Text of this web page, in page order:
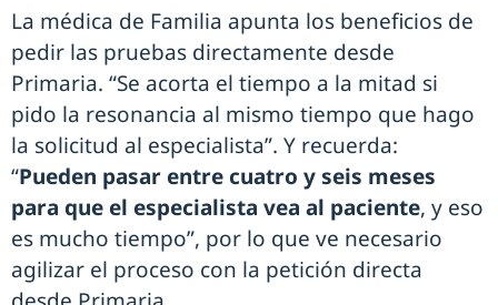
La médica de Familia apunta los beneficios de
pedir las pruebas directamente desde
Primaria. “Se acorta el tiempo a la mitad si
pido la resonancia al mismo tiempo que hago
la solicitud al especialista”. Y recuerda:
“Pueden pasar entre cuatro y seis meses
para que el especialista vea al paciente, y eso
es mucho tiempo”, por lo que ve necesario
agilizar el proceso con la petición directa